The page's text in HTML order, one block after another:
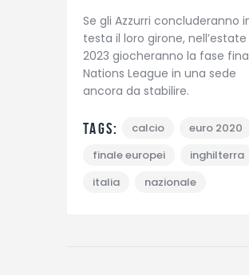
Se gli Azzurri concluderanno
testa il loro girone, nell’estate
2023 giocheranno la fase
Nations League in una sede
ancora da stabilire.
Tags: calcio
euro 2020
finale europei
inghilterra
italia
nazionale